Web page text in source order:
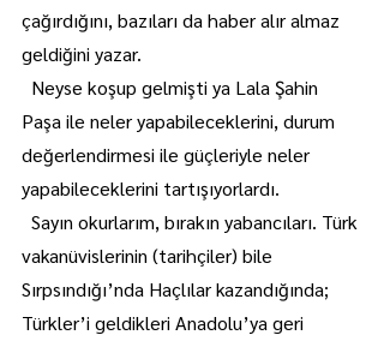
çağırdığını, bazıları da haber alır almaz
geldiğini yazar.
Neyse koşup gelmişti ya Lala Şahin
Paşa ile neler yapabileceklerini, durum
değerlendirmesi ile güçleriyle neler
yapabileceklerini tartışıyorlardı.
Sayın okurlarım, bırakın yabancıları. Türk
vakanüvislerinin (tarihçiler) bile
Sırpsındığı’nda Haçlılar kazandığında;
Türkler’i geldikleri Anadolu’ya geri